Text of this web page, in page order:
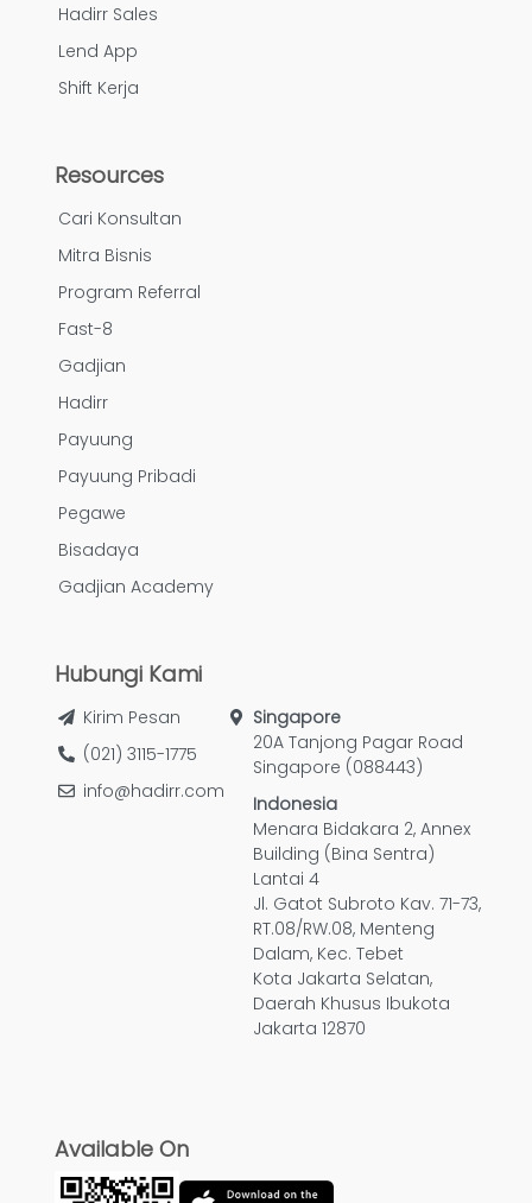
Hadirr Sales
Lend App
Shift Kerja
Resources
Cari Konsultan
Mitra Bisnis
Program Referral
Fast-8
Gadjian
Hadirr
Payuung
Payuung Pribadi
Pegawe
Bisadaya
Gadjian Academy
Hubungi Kami
Kirim Pesan
(021) 3115-1775
info@hadirr.com
Singapore
20A Tanjong Pagar Road
Singapore (088443)
Indonesia
Menara Bidakara 2, Annex
Building (Bina Sentra)
Lantai 4
Jl. Gatot Subroto Kav. 71-73,
RT.08/RW.08, Menteng
Dalam, Kec. Tebet
Kota Jakarta Selatan,
Daerah Khusus Ibukota
Jakarta 12870
Available On